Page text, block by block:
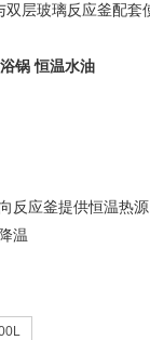
层玻璃反应釜配
锅 恒温水油
反应釜提供恒温热源
温